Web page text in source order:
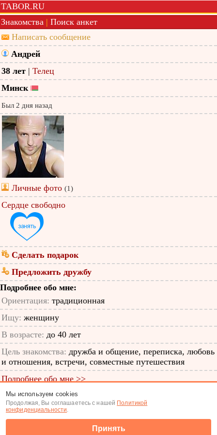
TABOR.RU
Знакомства | Поиск анкет
Написать сообщение
Андрей
38 лет | Телец
Минск
Был 2 дня назад
Личные фото (1)
Сердце свободно
Сделать подарок
Предложить дружбу
Подробнее обо мне:
Ориентация: традиционная
Ищу: женщину
В возрасте: до 40 лет
Цель знакомства: дружба и общение, переписка, любовь
и отношения, встречи, совместные путешествия
Подробнее обо мне >>
ID анкеты: 11342480
Знакомства|Поиск анкет
Мы используем cookies
Продолжая, Вы соглашаетесь с нашей Политикой
конфиденциальности.
Принять